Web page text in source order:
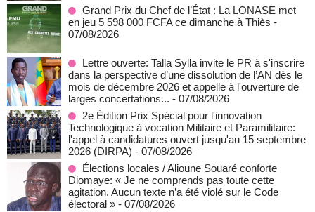
Grand Prix du Chef de l’État : La LONASE met
en jeu 5 598 000 FCFA ce dimanche à Thiès -
07/08/2026
Lettre ouverte: Talla Sylla invite le PR à s'inscrire
dans la perspective d’une dissolution de l’AN dès le
mois de décembre 2026 et appelle à l'ouverture de
larges concertations... - 07/08/2026
2e Édition Prix Spécial pour l'innovation
Technologique à vocation Militaire et Paramilitaire:
l'appel à candidatures ouvert jusqu'au 15 septembre
2026 (DIRPA) - 07/08/2026
Élections locales / Alioune Souaré conforte
Diomaye: « Je ne comprends pas toute cette
agitation. Aucun texte n’a été violé sur le Code
électoral » - 07/08/2026